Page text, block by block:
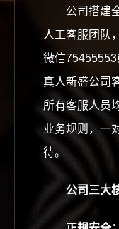
公司搭建
人工客服团队
微信
真人新盛公司
所有客服人员
业务规则，一
待。
公司三大